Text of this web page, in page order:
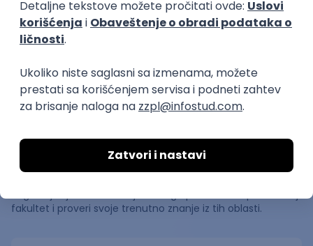
Ukupan broj upisanih studenata za školsku 2023
je bio 4,128, od čega:
Testovi znanja
fakultet i proveri svoje trenutno znanje iz tih oblasti.